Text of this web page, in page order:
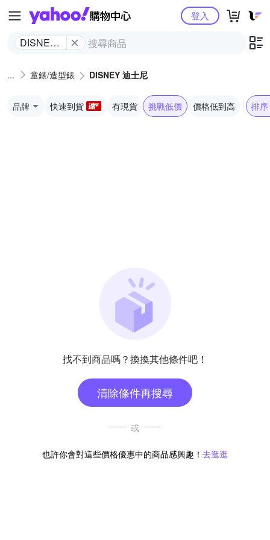
Yahoo購物中心
DISNEY
登入
童錶/造型錶 DISNEY 迪士尼
品牌 快速到貨 有現貨 挑戰低價 價格低到高 排序
找不到商品嗎？換換其他條件吧！
清除條件再搜尋
或
也許你會對這些價格優惠中的商品感興趣！ 去逛逛